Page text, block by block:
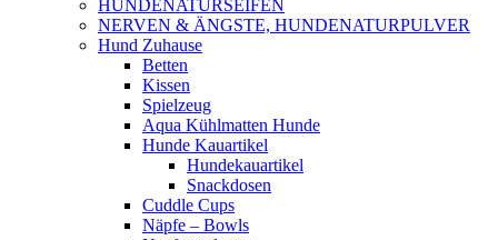
HUNDENATURSEIFEN
NERVEN & ÄNGSTE, HUNDENATURPULVER
Hund Zuhause
Betten
Kissen
Spielzeug
Aqua Kühlmatten Hunde
Hunde Kauartikel
Hundekauartikel
Snackdosen
Cuddle Cups
Näpfe – Bowls